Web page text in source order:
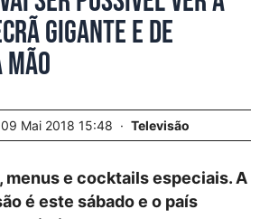
gigante e de
09 Mai 2018 15:48 Televisão
menus e cocktails especiais. A
é este sábado e o país